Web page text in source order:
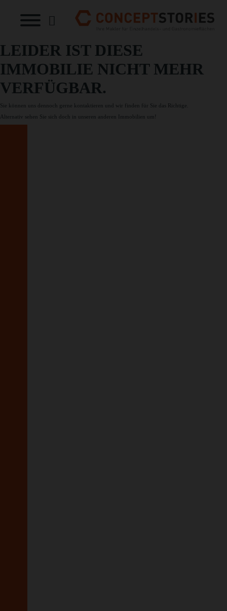
LEIDER IST DIESE
IMMOBILIE NICHT MEHR
VERFÜGBAR.
Sie können uns dennoch gerne kontaktieren
und wir finden für Sie das Richtige.
Alternativ sehen Sie sich doch in unseren
anderen Immobilien um!